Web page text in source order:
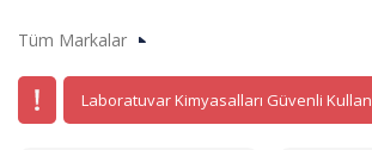
Tüm Markalar
Laboratuvar Kimyasalları Güvenli